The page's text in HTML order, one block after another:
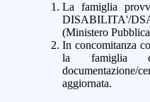
La famiglia
DISABILITA'/
(Ministero
In concomitanza
la famiglia
documentazione/
aggiornata.